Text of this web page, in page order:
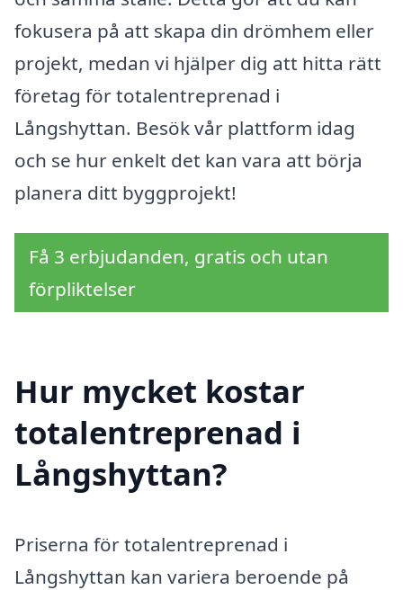
fokusera på att skapa din drömhem eller
projekt, medan vi hjälper dig att hitta rätt
företag för totalentreprenad i
Långshyttan. Besök vår plattform idag
och se hur enkelt det kan vara att börja
planera ditt byggprojekt!
Få 3 erbjudanden, gratis och utan
förpliktelser
Hur mycket kostar
totalentreprenad i
Långshyttan?
Priserna för totalentreprenad i
Långshyttan kan variera beroende på